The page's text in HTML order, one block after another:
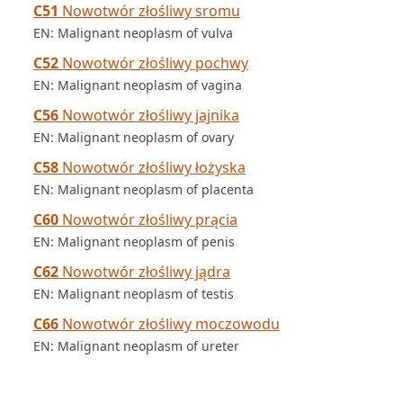
C51 Nowotwór złośliwy sromu
EN: Malignant neoplasm of vulva
C52 Nowotwór złośliwy pochwy
EN: Malignant neoplasm of vagina
C56 Nowotwór złośliwy jajnika
EN: Malignant neoplasm of ovary
C58 Nowotwór złośliwy łożyska
EN: Malignant neoplasm of placenta
C60 Nowotwór złośliwy prącia
EN: Malignant neoplasm of penis
C62 Nowotwór złośliwy jądra
EN: Malignant neoplasm of testis
C66 Nowotwór złośliwy moczowodu
EN: Malignant neoplasm of ureter